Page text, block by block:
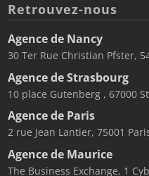
Retrouvez-nous
Agence de Nancy
30 Ter Rue Christian Pfster,
Agence de Strasbourg
10 place Gutenberg , 67000
Agence de Paris
2 rue Jean Lantier, 75001
Agence de Maurice
The Business Exchange, 1